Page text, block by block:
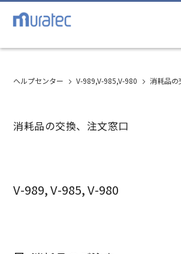
ヘルプセンター V-989,V-985,V-980 消耗品の
消耗品の交換、注文窓口
V-989, V-985, V-980